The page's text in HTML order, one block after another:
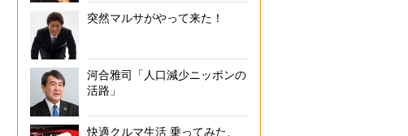
突然マルサがやって来た！
河合雅司「人口減少ニッポンの
活路」
快適クルマ生活 乗ってみた、